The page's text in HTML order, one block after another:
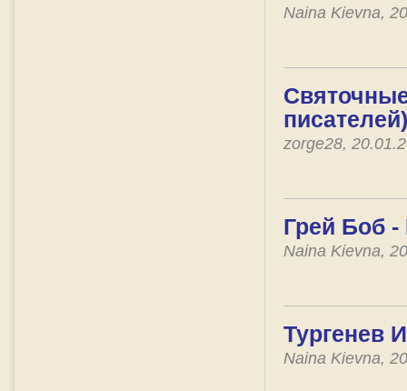
Naina Kievna,
писателей)
zorge28,
Грей Боб -
Naina Kievna,
Тургенев
Naina Kievna,